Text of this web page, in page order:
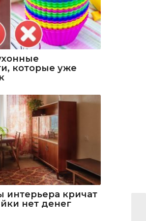
которые уже
интерьера кричат
нет денег